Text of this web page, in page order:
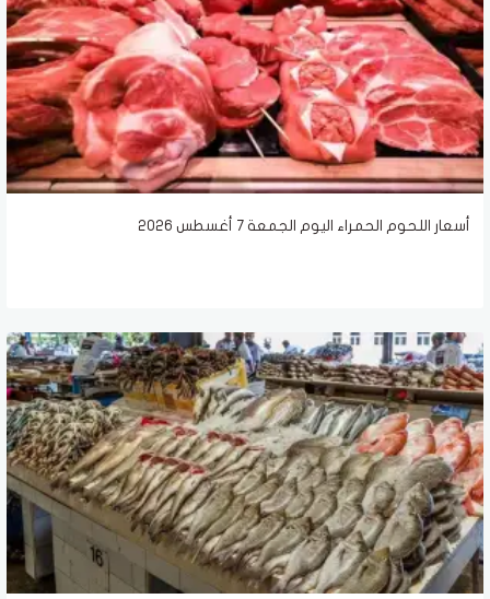
أسعار اللحوم الحمراء اليوم الجمعة 7 أغسطس 2026